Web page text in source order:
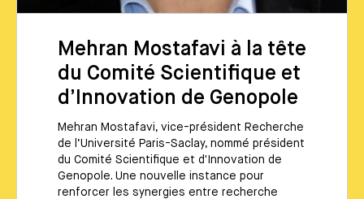
Mehran Mostafavi à la tête
du Comité Scientifique et
d’Innovation de Genopole
Mehran Mostafavi, vice-président Recherche
de l’Université Paris-Saclay, nommé président
du Comité Scientifique et d'Innovation de
Genopole. Une nouvelle instance pour
renforcer les synergies entre recherche